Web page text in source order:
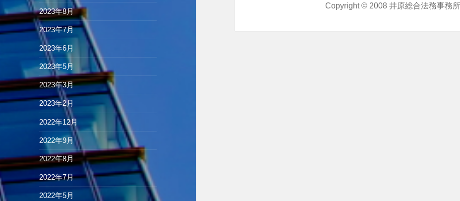
2023年8月
2023年7月
2023年6月
2023年5月
2023年3月
2023年2月
2022年12月
2022年9月
2022年8月
2022年7月
2022年5月
Copyright © 2008井原総合法務事務所